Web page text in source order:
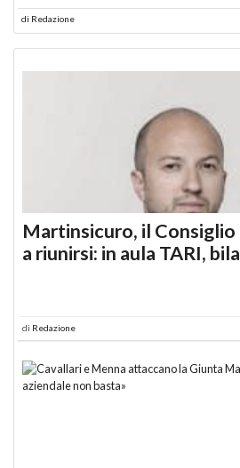
di Redazione
Martinsicuro, il
a riunirsi: in aula TARI,
di Redazione